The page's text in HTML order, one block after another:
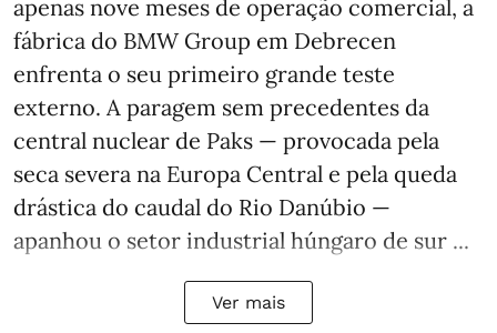
apenas nove meses de operação comercial, a
fábrica do BMW Group em Debrecen
enfrenta o seu primeiro grande teste
externo. A paragem sem precedentes da
central nuclear de Paks — provocada pela
seca severa na Europa Central e pela queda
drástica do caudal do Rio Danúbio —
apanhou o setor industrial húngaro de sur ...
Ver mais